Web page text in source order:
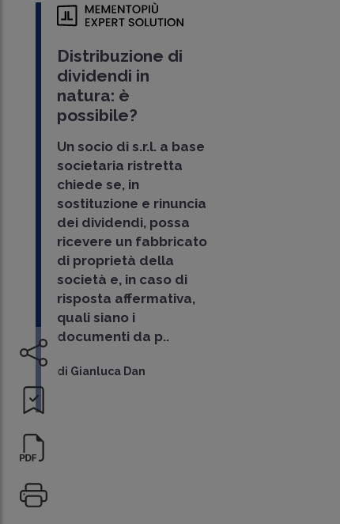
Distribuzione di
dividendi in
natura: è
possibile?
Un socio di s.r.l. a base
societaria ristretta
chiede se, in
sostituzione e rinuncia
dei dividendi, possa
ricevere un fabbricato
di proprietà della
società e, in caso di
risposta affermativa,
quali siano i
documenti da p..
di Gianluca Dan